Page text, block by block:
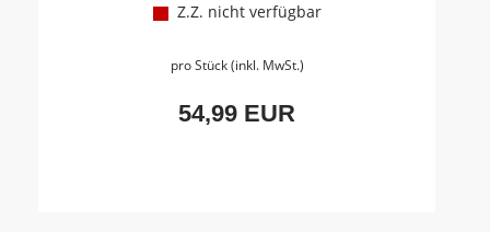
Z.Z. nicht verfügbar
pro Stück (inkl. MwSt.)
54,99 EUR